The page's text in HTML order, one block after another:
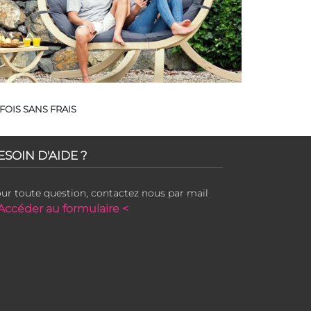
SANS FRAIS
D'AIDE ?
toute question, contactez nous par mail
au formulaire <